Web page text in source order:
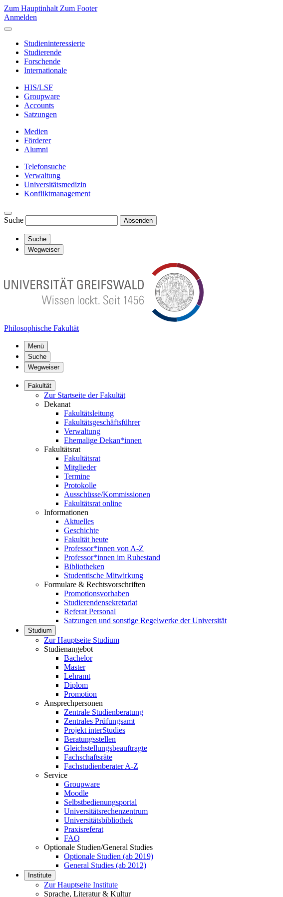
Zum Hauptinhalt Zum Footer
Anmelden
Studieninteressierte
Studierende
Forschende
Internationale
HIS/LSF
Groupware
Accounts
Satzungen
Medien
Förderer
Alumni
Telefonsuche
Verwaltung
Universitätsmedizin
Konfliktmanagement
Suche Absenden
Suche
Wegweiser
Philosophische Fakultät
Menü
Suche
Wegweiser
Fakultät
Zur Startseite der Fakultät
Dekanat
Fakultätsleitung
Fakultätsgeschäftsführer
Verwaltung
Ehemalige Dekan*innen
Fakultätsrat
Fakultätsrat
Mitglieder
Termine
Protokolle
Ausschüsse/Kommissionen
Fakultätsrat online
Informationen
Aktuelles
Geschichte
Fakultät heute
Professor*innen von A-Z
Professor*innen im Ruhestand
Bibliotheken
Studentische Mitwirkung
Formulare & Rechtsvorschriften
Promotionsvorhaben
Studierendensekretariat
Referat Personal
Satzungen und sonstige Regelwerke der Universität
Studium
Zur Hauptseite Studium
Studienangebot
Bachelor
Master
Lehramt
Diplom
Promotion
Ansprechpersonen
Zentrale Studienberatung
Zentrales Prüfungsamt
Projekt interStudies
Beratungsstellen
Gleichstellungsbeauftragte
Fachschaftsräte
Fachstudienberater A-Z
Service
Groupware
Moodle
Selbstbedienungsportal
Universitätsrechenzentrum
Universitätsbibliothek
Praxisreferat
FAQ
Optionale Studien/General Studies
Optionale Studien (ab 2019)
General Studies (ab 2012)
Institute
Zur Hauptseite Institute
Sprache, Literatur & Kultur